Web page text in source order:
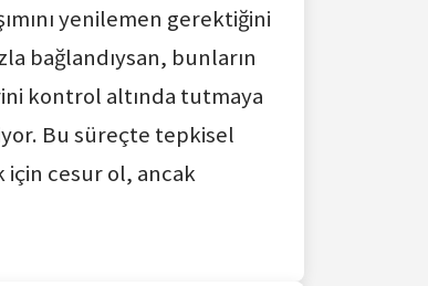
yenilemen gerektiğini
bağlandıysan, bunların
kontrol altında tutmaya
Bu süreçte tepkisel
için cesur ol, ancak